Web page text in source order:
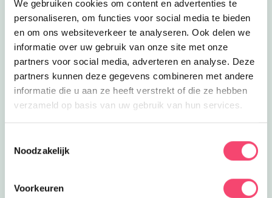
We gebruiken cookies om content en advertenties te
personaliseren, om functies voor social media te bieden
en om ons websiteverkeer te analyseren. Ook delen we
informatie over uw gebruik van onze site met onze
partners voor social media, adverteren en analyse. Deze
partners kunnen deze gegevens combineren met andere
informatie die u aan ze heeft verstrekt of die ze hebben
verzameld op basis van uw gebruik van hun services.
Noodzakelijk
Voorkeuren
Pieten en gezelligheid.
zondag 22 november
Help Sinterklaas en word opgeleid tot
echte Pietloot bij Luchtvaartmuseum
Aviodrome in Lelystad
SintAIRklaas
maandag 23 november
Help Sinterklaas en word opgeleid tot
Help Sinterklaas en word opgeleid tot